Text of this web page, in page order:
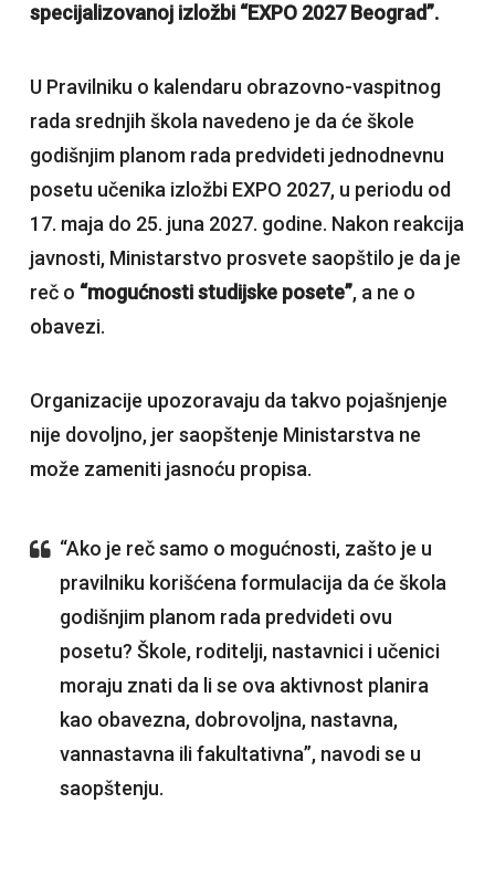
specijalizovanoj izložbi “EXPO 2027 Beograd”.
U Pravilniku o kalendaru obrazovno-vaspitnog
rada srednjih škola navedeno je da će škole
godišnjim planom rada predvideti jednodnevnu
posetu učenika izložbi EXPO 2027, u periodu od
17. maja do 25. juna 2027. godine. Nakon reakcija
javnosti, Ministarstvo prosvete saopštilo je da je
reč o “mogućnosti studijske posete”, a ne o
obavezi.
Organizacije upozoravaju da takvo pojašnjenje
nije dovoljno, jer saopštenje Ministarstva ne
može zameniti jasnoću propisa.
“Ako je reč samo o mogućnosti, zašto je u
pravilniku korišćena formulacija da će škola
godišnjim planom rada predvideti ovu
posetu? Škole, roditelji, nastavnici i učenici
moraju znati da li se ova aktivnost planira
kao obavezna, dobrovoljna, nastavna,
vannastavna ili fakultativna”, navodi se u
saopštenju.